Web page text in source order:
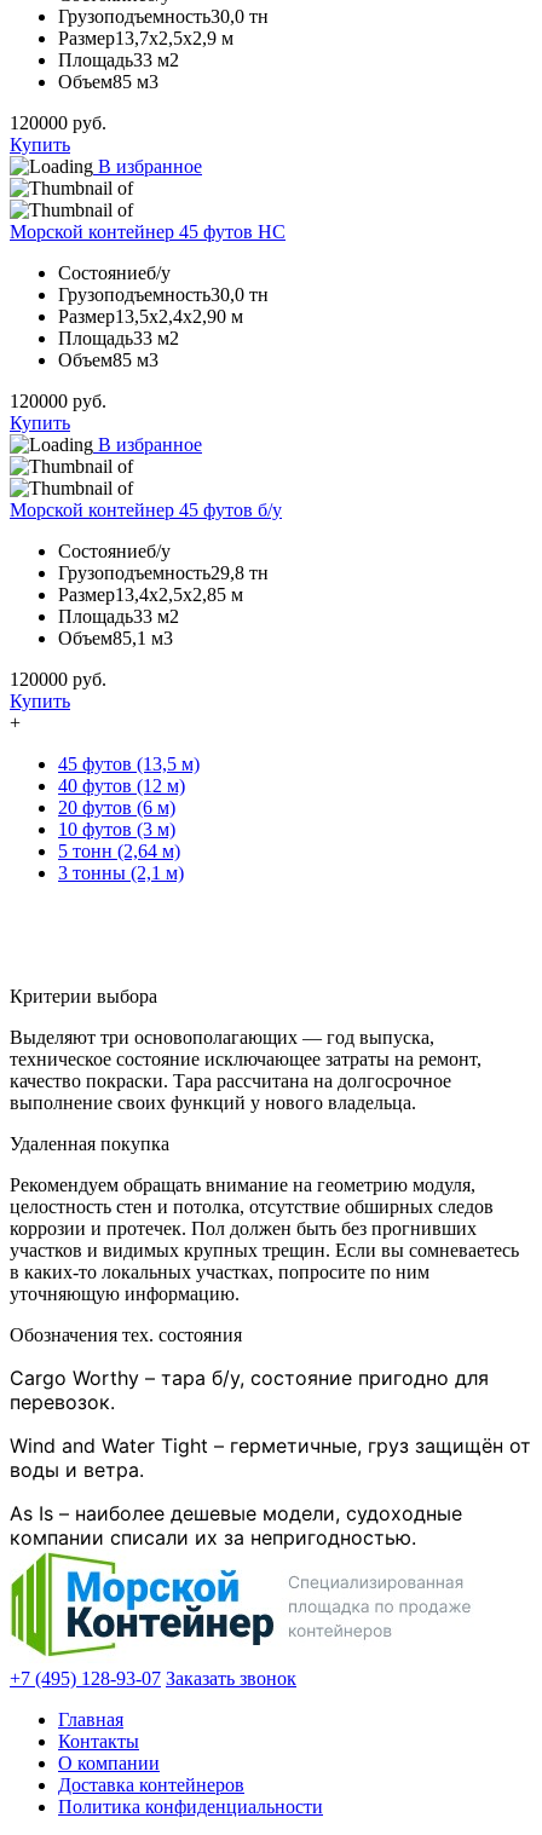
Грузоподъемность30,0 тн
Размер13,7х2,5х2,9 м
Площадь33 м2
Объем85 м3
120000 руб.
Купить
В избранное
Морской контейнер 45 футов HC
Состояниеб/у
Грузоподъемность30,0 тн
Размер13,5х2,4х2,90 м
Площадь33 м2
Объем85 м3
120000 руб.
Купить
В избранное
Морской контейнер 45 футов б/у
Состояниеб/у
Грузоподъемность29,8 тн
Размер13,4х2,5х2,85 м
Площадь33 м2
Объем85,1 м3
120000 руб.
Купить
+
45 футов (13,5 м)
40 футов (12 м)
20 футов (6 м)
10 футов (3 м)
5 тонн (2,64 м)
3 тонны (2,1 м)
Критерии выбора
Выделяют три основополагающих — год выпуска,
техническое состояние исключающее затраты на ремонт,
качество покраски. Тара рассчитана на долгосрочное
выполнение своих функций у нового владельца.
Удаленная покупка
Рекомендуем обращать внимание на геометрию модуля,
целостность стен и потолка, отсутствие обширных следов
коррозии и протечек. Пол должен быть без прогнивших
участков и видимых крупных трещин. Если вы сомневаетесь
в каких-то локальных участках, попросите по ним
уточняющую информацию.
Обозначения тех. состояния
Cargo Worthy – тара б/у, состояние пригодно для
перевозок.
Wind and Water Tight – герметичные, груз защищён от
воды и ветра.
As Is – наиболее дешевые модели, судоходные
компании списали их за непригодностью.
+7 (495) 128-93-07 Заказать звонок
Главная
Контакты
О компании
Доставка контейнеров
Политика конфиденциальности